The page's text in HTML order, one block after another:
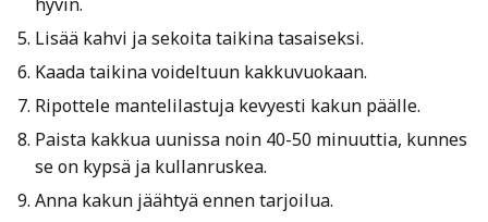
Lisää kahvi ja sekoita taikina tasaiseksi.
Kaada taikina voideltuun kakkuvuokaan.
Ripottele mantelilastuja kevyesti kakun päälle.
Paista kakkua uunissa noin 40-50 minuuttia, kunnes
se on kypsä ja kullanruskea.
Anna kakun jäähtyä ennen tarjoilua.